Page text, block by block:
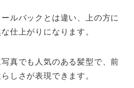
ルバックとは違い、上の方に
仕上がりになります。
真でも人気のある髪型で、前
しさが表現できます。